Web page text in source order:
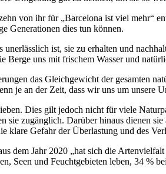
Erlebnis mit der Familie, Freunden
Umgebung gut zu kennen, um sie so
von ihr für „Barcelona ist viel mehr“
Generationen dies tun können.
ist, sie zu erhalten und
uns mit frischem Wasser und
das Gleichgewicht der gesamten
je an der Zeit, dass wir uns um unsere
Dies gilt jedoch nicht für viele
zugänglich. Darüber hinaus dienen sie
Gefahr der Überlastung und des